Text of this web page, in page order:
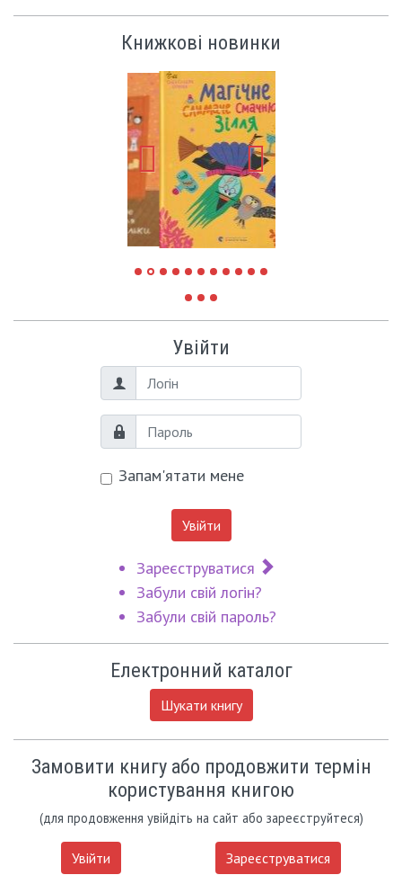
Книжкові новинки
Увійти
Логін
Пароль
Запам'ятати мене
Увійти
Зареєструватися
Забули свій логін?
Забули свій пароль?
Електронний каталог
Шукати книгу
Замовити книгу або продовжити термін
користування книгою
(для продовження увійдіть на сайт або зареєструйтеся)
Увійти Зареєструватися